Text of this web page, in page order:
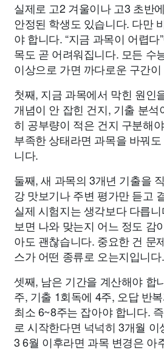
실제로 고2 겨울이나 고3 초반
안정된 학생도 있습니다. 다만
야 합니다. “지금 과목이 어렵
목도 곧 어려워집니다. 모든 수
이상으로 가면 까다로운 구간
첫째, 지금 과목에서 막힌 원인
개념이 안 잡힌 건지, 기출 분석
히 공부량이 적은 건지 구분해
부족한 상태라면 과목을 바꿔
니다.
둘째, 새 과목의 3개년 기출을
강 맛보기나 주변 평가만 듣고
실제 시험지는 생각보다 다릅
보면 나와 맞는지 어느 정도 감
아도 괜찮습니다. 중요한 건 문
스가 어떤 종류로 오는지입니다.
셋째, 남은 기간을 계산해야 합
주, 기출 1회독에 4주, 오답 반
최소 6~8주는 잡아야 합니다.
로 시작한다면 넉넉히 3개월 이
3 6월 이후라면 과목 변경은 아